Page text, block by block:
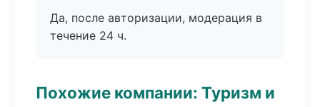
Да, после авторизации, модерация в
течение 24 ч.
Похожие компании: Туризм и